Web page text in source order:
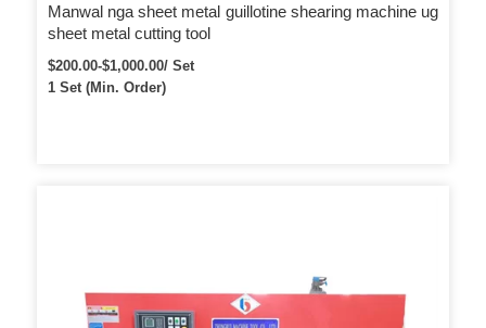
Manwal nga sheet metal guillotine shearing machine ug
sheet metal cutting tool
$200.00-$1,000.00/ Set
1 Set (Min. Order)